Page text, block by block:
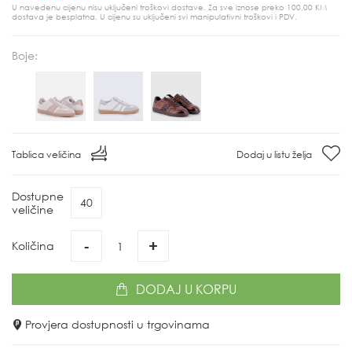
U navedenu cijenu nisu uključeni troškovi dostave. Za sve iznose preko 100,00 KM
dostava je besplatna. U cijenu su uključeni svi manipulativni troškovi i PDV.
Boje:
Tablica veličina Dodaj u listu želja
Dostupne
veličine
40
Količina - +
DODAJ U KORPU
Provjera dostupnosti u trgovinama